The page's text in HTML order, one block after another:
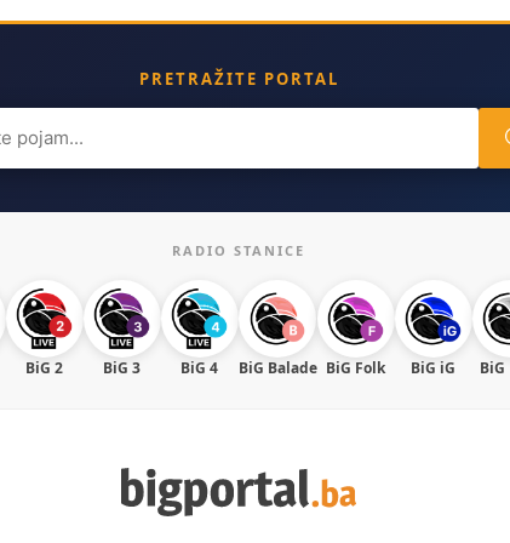
PRETRAŽITE PORTAL
RADIO STANICE
BiG 2 BiG 3 BiG 4 BiG Balade BiG Folk BiG iG BiG